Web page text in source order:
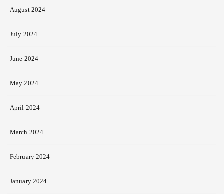
August 2024
July 2024
June 2024
May 2024
April 2024
March 2024
February 2024
January 2024